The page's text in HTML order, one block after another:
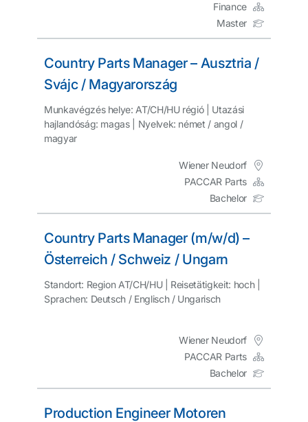
Finance
Master
Country Parts Manager – Ausztria /
Svájc / Magyarország
Munkavégzés helye: AT/CH/HU régió | Utazási
hajlandóság: magas | Nyelvek: német / angol /
magyar
Wiener Neudorf
PACCAR Parts
Bachelor
Country Parts Manager (m/w/d) –
Österreich / Schweiz / Ungarn
Standort: Region AT/CH/HU | Reisetätigkeit: hoch |
Sprachen: Deutsch / Englisch / Ungarisch
Wiener Neudorf
PACCAR Parts
Bachelor
Production Engineer Motoren